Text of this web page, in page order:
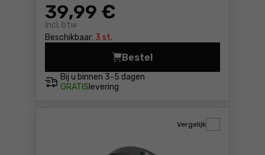
39,99 €
Incl. btw
Beschikbaar: 3 st.
Bij u binnen 3-5 dagen
GRATIS levering
Bestel
Matrijs, metrisch fijne
Vergelijk